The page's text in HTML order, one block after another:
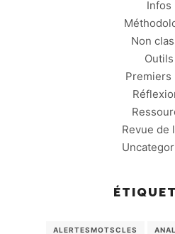
Infos
Non
Outils
Premiers
Revue de
ALERTESMOTSCLES